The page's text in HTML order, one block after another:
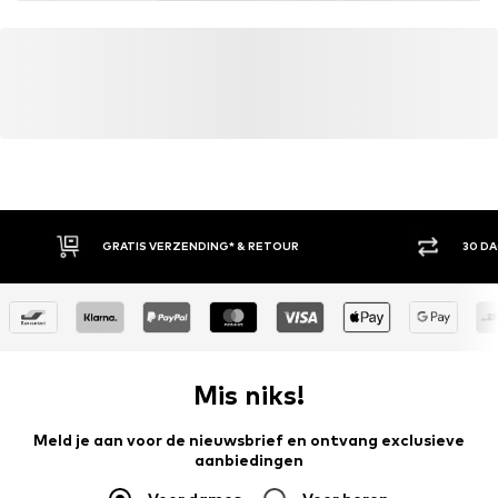
GRATIS VERZENDING* & RETOUR 30
Mis niks!
Meld je aan voor de nieuwsbrief en ontvang exclusieve
aanbiedingen